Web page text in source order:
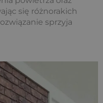
się różnorakich
sprzyja